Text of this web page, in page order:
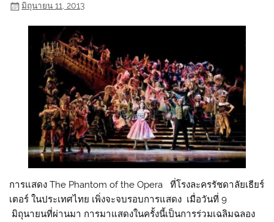
มิถุนายน 11, 2013
การแสดง The Phantom of the Opera ที่โรงละครรัชดาลัยเธียร์
เตอร์ ในประเทศไทย เพิ่งจะจบรอบการแสดง เมื่อวันที่ 9
มิถุนายนที่ผ่านมา การมาแสดงในครั้งนี้เป็นการร่วมเฉลิมฉลอง